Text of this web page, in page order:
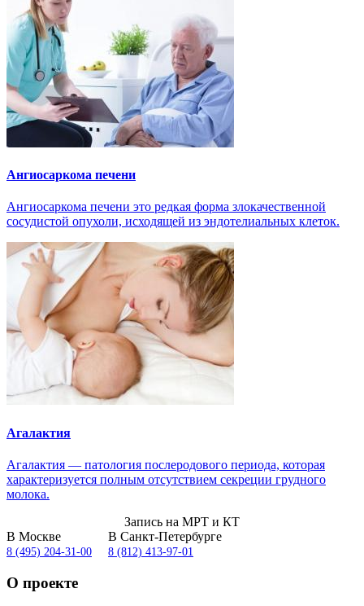
Ангиосаркома печени
Ангиосаркома печени это редкая форма злокачественной
сосудистой опухоли, исходящей из эндотелиальных клеток.
Агалактия
Агалактия — патология послеродового периода, которая
характеризуется полным отсутствием секреции грудного
молока.
Запись на МРТ и КТ
В Москве
8 (495) 204-31-00
В Санкт-Петербурге
8 (812) 413-97-01
О проекте